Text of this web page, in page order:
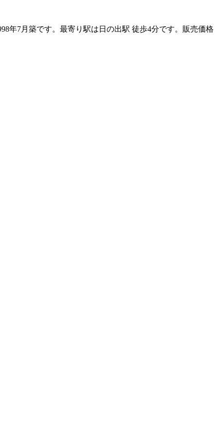
年7月築です。最寄り駅は日の出駅 徒歩4分です。販売価格